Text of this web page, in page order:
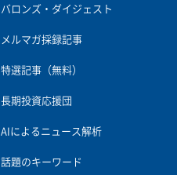
バロンズ・ダイジェスト
メルマガ採録記事
特選記事（無料）
長期投資応援団
AIによるニュース解析
話題のキーワード